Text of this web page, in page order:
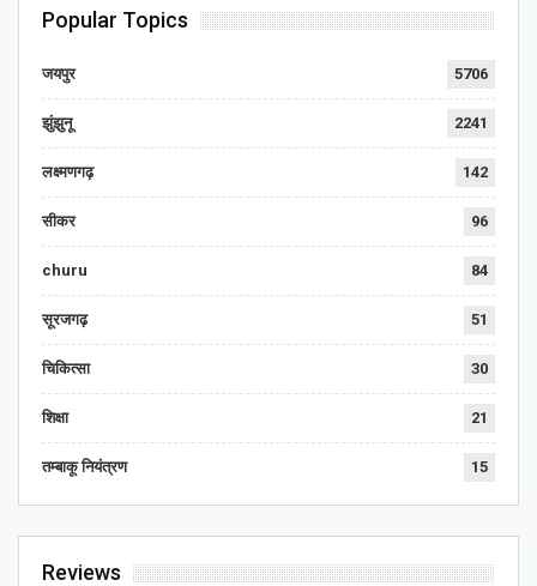
Popular Topics
जयपुर 5706
झुंझुनू 2241
लक्ष्मणगढ़ 142
सीकर 96
churu 84
सूरजगढ़ 51
चिकित्सा 30
शिक्षा 21
तम्बाकू नियंत्रण 15
Reviews